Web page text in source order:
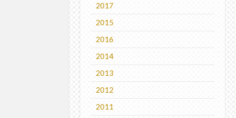
2017
2015
2016
2014
2013
2012
2011